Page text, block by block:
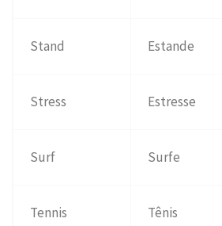
Stand Estande
Stress Estresse
Surf Surfe
Tennis Tênis